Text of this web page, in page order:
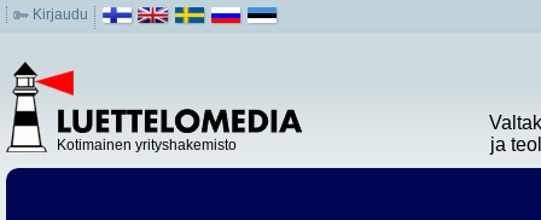
Kirjaudu
Kotimainen yrityshakemisto
ja